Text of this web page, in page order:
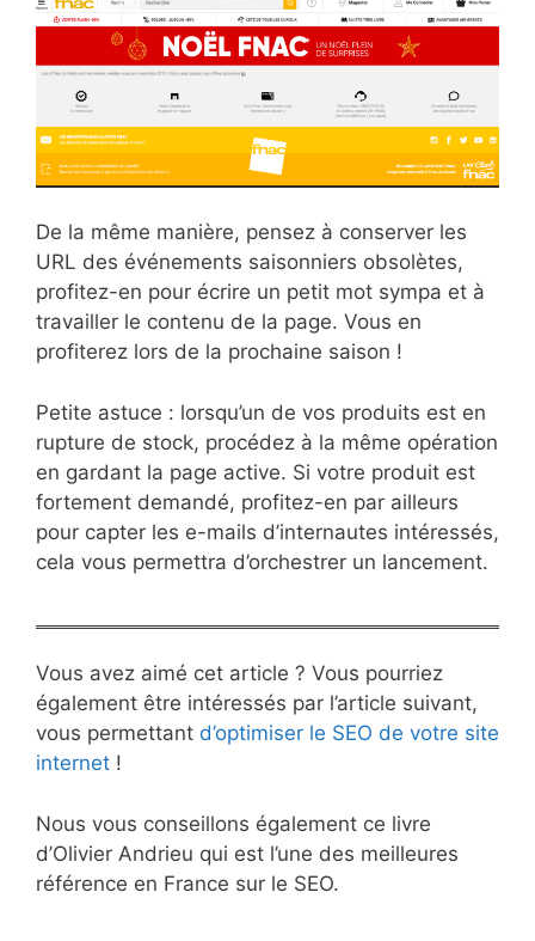
De la même manière, pensez à conserver les
URL des événements saisonniers obsolètes,
profitez-en pour écrire un petit mot sympa et à
travailler le contenu de la page. Vous en
profiterez lors de la prochaine saison !
Petite astuce : lorsqu’un de vos produits est en
rupture de stock, procédez à la même opération
en gardant la page active. Si votre produit est
fortement demandé, profitez-en par ailleurs
pour capter les e-mails d’internautes intéressés,
cela vous permettra d’orchestrer un lancement.
Vous avez aimé cet article ? Vous pourriez
également être intéressés par l’article suivant,
vous permettant d’optimiser le SEO de votre site
internet !
Nous vous conseillons également ce livre
d’Olivier Andrieu qui est l’une des meilleures
référence en France sur le SEO.